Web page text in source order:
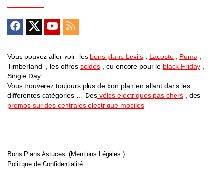
Vous pouvez aller voir les bons plans Levi’s Lacoste Puma
Timberland , les offres soldes , ou encore pour le black Friday
Single Day …
Vous trouverez toujours plus de bon plan en allant dans les
differentes catégories … Des vélos electriques pas chers , des
promos sur des centrales electrique mobiles
Bons Plans Astuces (Mentions Légales )
Politique de Confidentialité